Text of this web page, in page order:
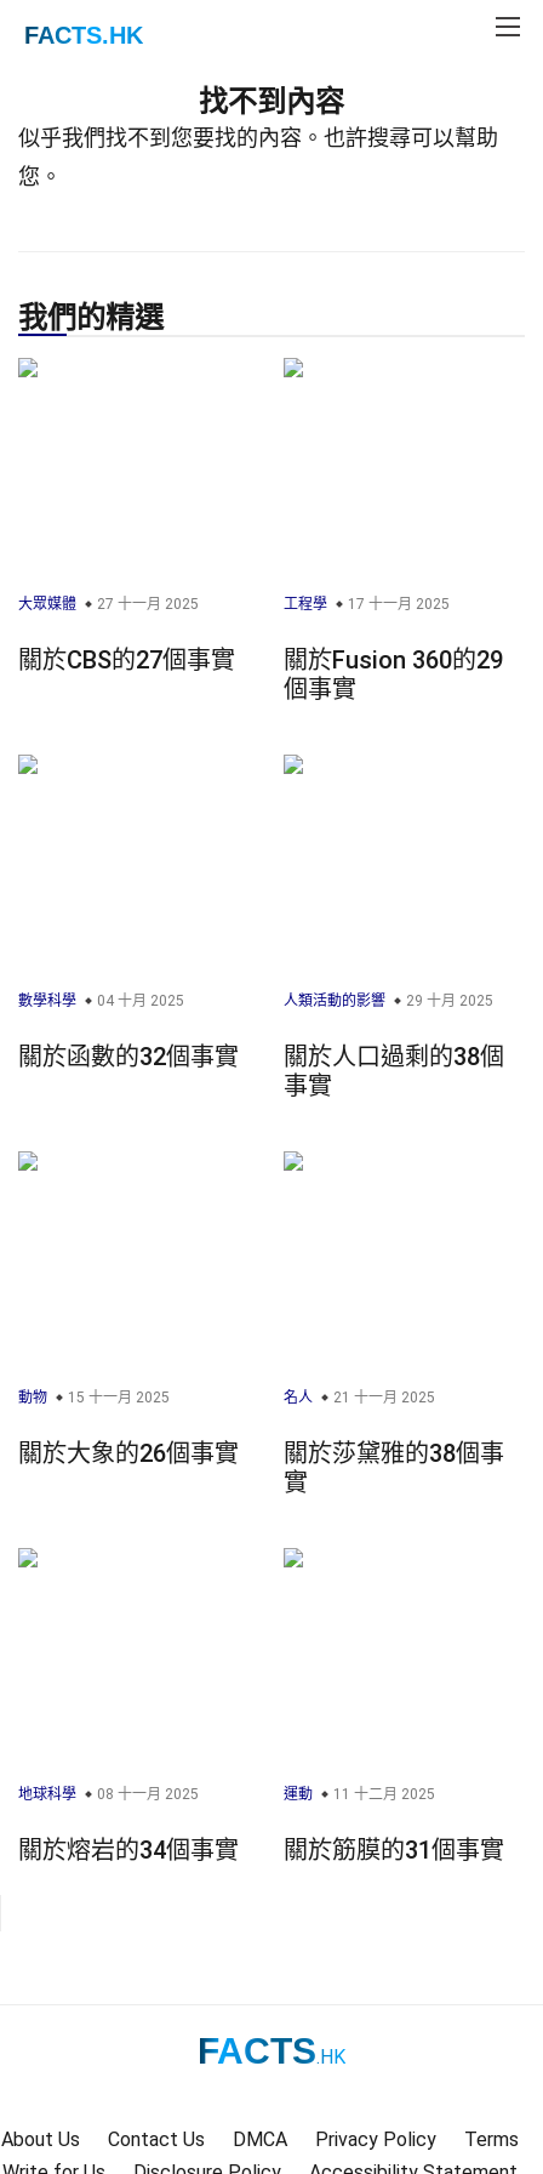
FACTS.HK
找不到內容
似乎我們找不到您要找的內容。也許搜尋可以幫助
您。
我們的精選
大眾媒體 27 十一月 2025
關於CBS的27個事實
工程學 17 十一月 2025
關於Fusion 360的29
個事實
數學科學 04 十月 2025
關於函數的32個事實
人類活動的影響 29 十月 2025
關於人口過剩的38個
事實
動物 15 十一月 2025
關於大象的26個事實
名人 21 十一月 2025
關於莎黛雅的38個事
實
地球科學 08 十一月 2025
關於熔岩的34個事實
運動 11 十二月 2025
關於筋膜的31個事實
FACTS.HK
About Us Contact Us DMCA Privacy Policy
Terms